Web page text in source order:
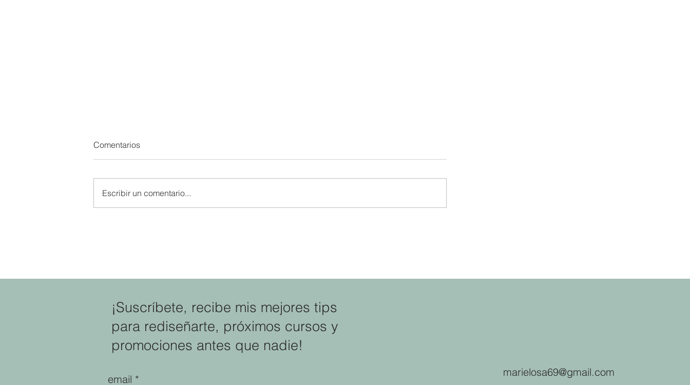
Comentarios
Escribir un comentario...
¡Suscríbete, recibe mis mejores tips
para rediseñarte, próximos cursos y
promociones antes que nadie!
email
marielosa69@gmail.com